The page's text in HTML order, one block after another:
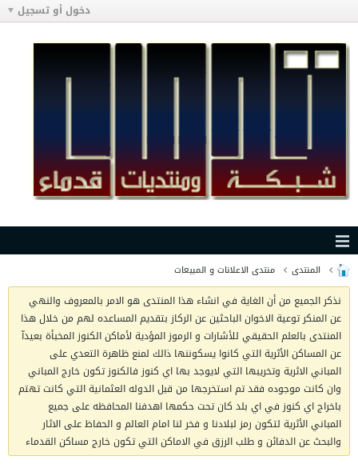
دخول أو تسجيل
المنتدى منتدى الاعلانات و المبيعات
نذكر الجميع من أن الغاية في انشاء هذا المنتدى هو الامر بالمعروف والنهي
عن المنكر توعية الاخوان الباحثين عن الركاز بتقديم المساعده لهم من خلال هذا
المنتدى بالعلم الحقيقي للأشارات و الرموز المؤدية لأماكن الكنوز المخبأة بعيدآ
عن المساكن الأثرية التي كانوا يسكوننها ذالك لمنع ظاهرة التعدي على
المباني الاثرية وتخريبها التي لايوجد بها اي كنوز فالكنوز تكون خارج المباني
وان كانت موجوده فقد تم استخرجها من قبل الدوله العثمانية التي كانت تهتم
باخراج اي كنوز في اي بلد كان تحت حكمها اهدفنا المحافظه على جميع
المباني الأثرية لتكون رمز لبلادنا و فخر لنا امام العالم و الحفاظ على الاثار
والبحث عن الدفائن و طلب الرزق في الاماكن التي تكون خارج مساكن القدماء